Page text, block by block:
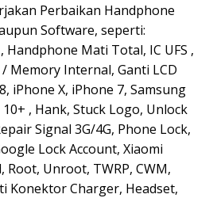
Perbaikan Handphone
Software, seperti:
Handphone Mati Total, IC UFS ,
/ Memory Internal, Ganti LCD
iPhone X, iPhone 7, Samsung
, Hank, Stuck Logo, Unlock
Signal 3G/4G, Phone Lock,
Lock Account, Xiaomi
Root, Unroot, TWRP, CWM,
Konektor Charger, Headset,